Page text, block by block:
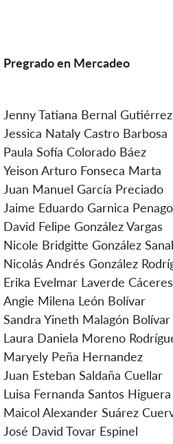
Pregrado en Mercadeo
Jenny Tatiana Bernal Gutiérrez
Jessica Nataly Castro Barbosa
Paula Sofía Colorado Báez
Yeison Arturo Fonseca Marta
Juan Manuel García Preciado
Jaime Eduardo Garnica
David Felipe González Vargas
Nicole Bridgitte González
Nicolás Andrés González
Erika Evelmar Laverde Cáceres
Angie Milena León Bolívar
Sandra Yineth Malagón Bolívar
Laura Daniela Moreno
Maryely Peña Hernandez
Juan Esteban Saldaña Cuellar
Luisa Fernanda Santos Higuera
Maicol Alexander Suárez
José David Tovar Espinel